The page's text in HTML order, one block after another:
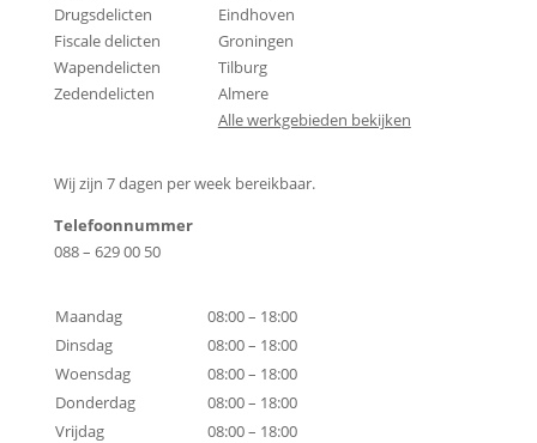
Drugsdelicten
Fiscale delicten
Wapendelicten
Zedendelicten
Eindhoven
Groningen
Tilburg
Almere
Alle werkgebieden bekijken
Wij zijn 7 dagen per week bereikbaar.
Telefoonnummer
088 – 629 00 50
Maandag
08:00 – 18:00
Dinsdag
08:00 – 18:00
Woensdag
08:00 – 18:00
Donderdag
08:00 – 18:00
Vrijdag
08:00 – 18:00